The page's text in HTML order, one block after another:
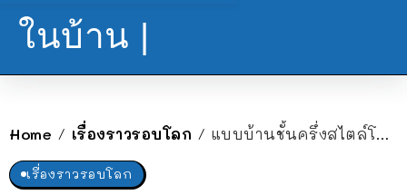
ในบ้าน |
Home / เรื่องราวรอบโลก / แบบบ้านชั้นครึ่งสไตล์โมเดิร์น พร้อมพื้นที่ดาดฟ้า 3 ห้องนอน 3 ห้องน้ำ
เรื่องราวรอบโลก